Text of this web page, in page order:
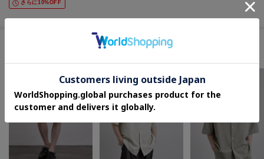
さらに10%OFF
セールアイテムからのおすすめ